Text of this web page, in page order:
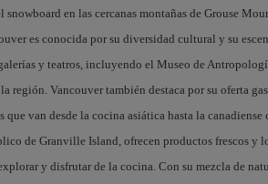
en las cercanas montañas de Grouse
es conocida por su diversidad cultural y su
y teatros, incluyendo el Museo de
región. Vancouver también destaca por su oferta
van desde la cocina asiática hasta la canadiense
de Granville Island, ofrecen productos frescos y
y disfrutar de la cocina. Con su mezcla de